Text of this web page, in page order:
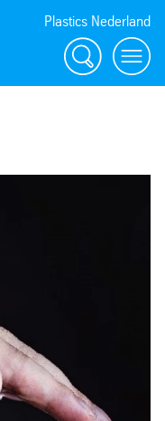
Plastics Nederland
Zoeken Menu